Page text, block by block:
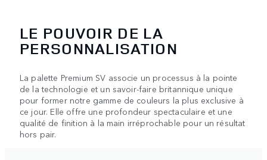
LE POUVOIR DE LA
PERSONNALISATION
La palette Premium SV associe un processus à la pointe
de la technologie et un savoir-faire britannique unique
pour former notre gamme de couleurs la plus exclusive à
ce jour. Elle offre une profondeur spectaculaire et une
qualité de finition à la main irréprochable pour un résultat
hors pair.